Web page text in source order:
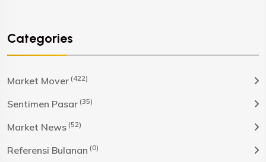
Categories
Market Mover (422)
Sentimen Pasar (35)
Market News (52)
Referensi Bulanan (0)